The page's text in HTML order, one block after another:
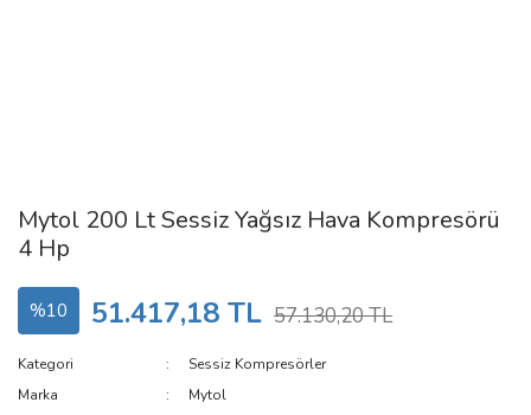
Mytol 200 Lt Sessiz Yağsız Hava Kompresörü
4 Hp
%10 51.417,18 TL 57.130,20 TL
Kategori
Sessiz Kompresörler
Marka
Mytol